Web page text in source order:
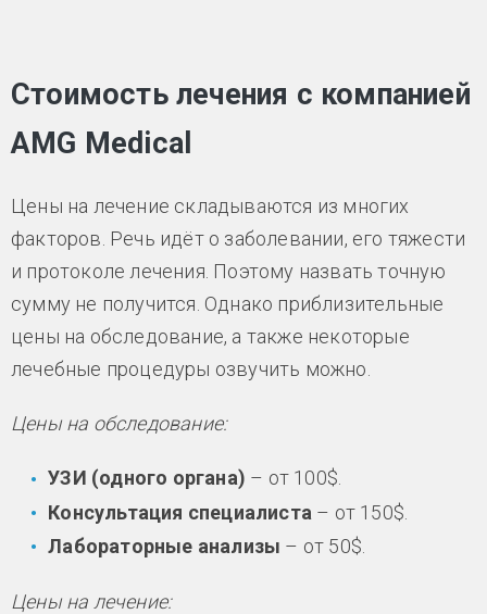
Стоимость лечения с компанией
AMG Medical
Цены на лечение складываются из многих
факторов. Речь идёт о заболевании, его тяжести
и протоколе лечения. Поэтому назвать точную
сумму не получится. Однако приблизительные
цены на обследование, а также некоторые
лечебные процедуры озвучить можно.
Цены на обследование:
УЗИ (одного органа) – от 100$.
Консультация специалиста – от 150$.
Лабораторные анализы – от 50$.
Цены на лечение: